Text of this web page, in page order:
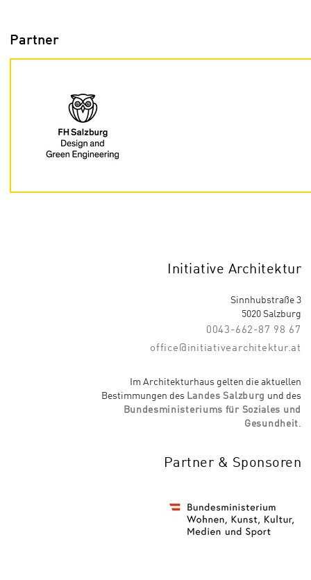
Partner
Initiative Architektur
Sinnhubstraße 3
5020 Salzburg
0043-662-87 98 67
office@initiativearchitektur.at
Im Architekturhaus gelten die aktuellen
Bestimmungen des Landes Salzburg und des
Bundesministeriums für Soziales und
Gesundheit
Partner & Sponsoren